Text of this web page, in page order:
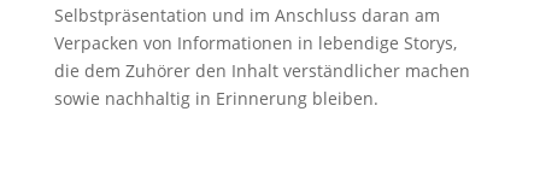
Selbstpräsentation und im Anschluss daran am
Verpacken von Informationen in lebendige Storys,
die dem Zuhörer den Inhalt verständlicher machen
sowie nachhaltig in Erinnerung bleiben.